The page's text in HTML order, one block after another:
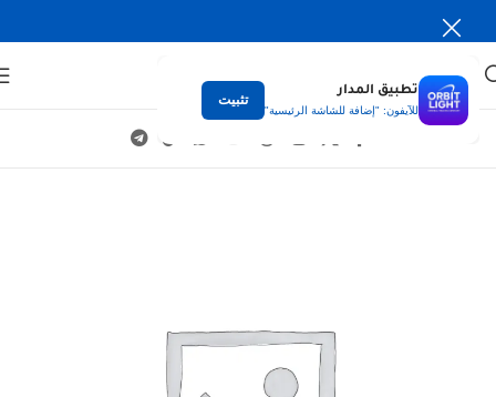
تطبيق المدار
للآيفون: "إضافة للشاشة الرئيسية"
تثبيت